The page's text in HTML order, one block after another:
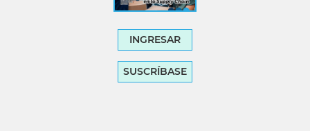
INGRESAR
SUSCRÍBASE